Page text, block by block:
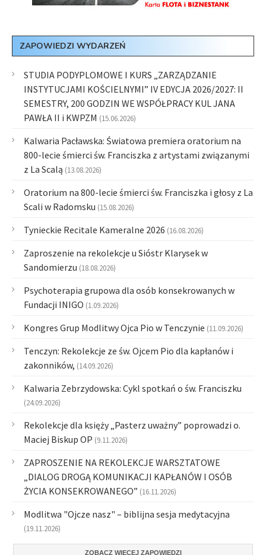
ZAPOWIEDZI WYDARZEŃ
STUDIA PODYPLOMOWE I KURS „ZARZĄDZANIE
INSTYTUCJAMI KOŚCIELNYMI” IV EDYCJA 2026/2027: II
SEMESTRY, 200 GODZIN WE WSPÓŁPRACY KUL JANA
PAWŁA II i KWPZM (15.06.2026)
Kalwaria Pacławska: Światowa premiera oratorium na
800-lecie śmierci św. Franciszka z artystami związanymi
z La Scalą (13.08.2026)
Oratorium na 800-lecie śmierci św. Franciszka i głosy z La
Scali w Radomsku (15.08.2026)
Tynieckie Recitale Kameralne 2026 (16.08.2026)
Zaproszenie na rekolekcje u Sióstr Klarysek w
Sandomierzu (18.08.2026)
Psychoterapia grupowa dla osób konsekrowanych w
Fundacji INIGO (1.09.2026)
Kongres Grup Modlitwy Ojca Pio w Tenczynie (11.09.2026)
Tenczyn: Rekolekcje ze św. Ojcem Pio dla kapłanów i
zakonników, (14.09.2026)
Kalwaria Zebrzydowska: Cykl spotkań o św. Franciszku
(24.09.2026)
Rekolekcje dla księży „Pasterz uważny” poprowadzi o.
Maciej Biskup OP (9.11.2026)
ZAPROSZENIE NA REKOLEKCJE WARSZTATOWE
„DIALOG DROGĄ KOMUNIKACJI KAPŁANÓW I OSÓB
ŻYCIA KONSEKROWANEGO” (16.11.2026)
Modlitwa "Ojcze nasz" – biblijna sesja medytacyjna
(19.11.2026)
ZOBACZ WIĘCEJ ZAPOWIEDZI